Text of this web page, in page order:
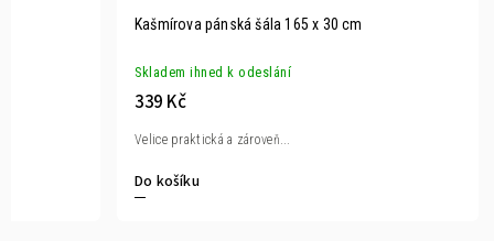
Kašmírova pánská šála 165 x 30 cm
Skladem ihned k odeslání
339 Kč
Do košíku
Velice praktická a zároveň...